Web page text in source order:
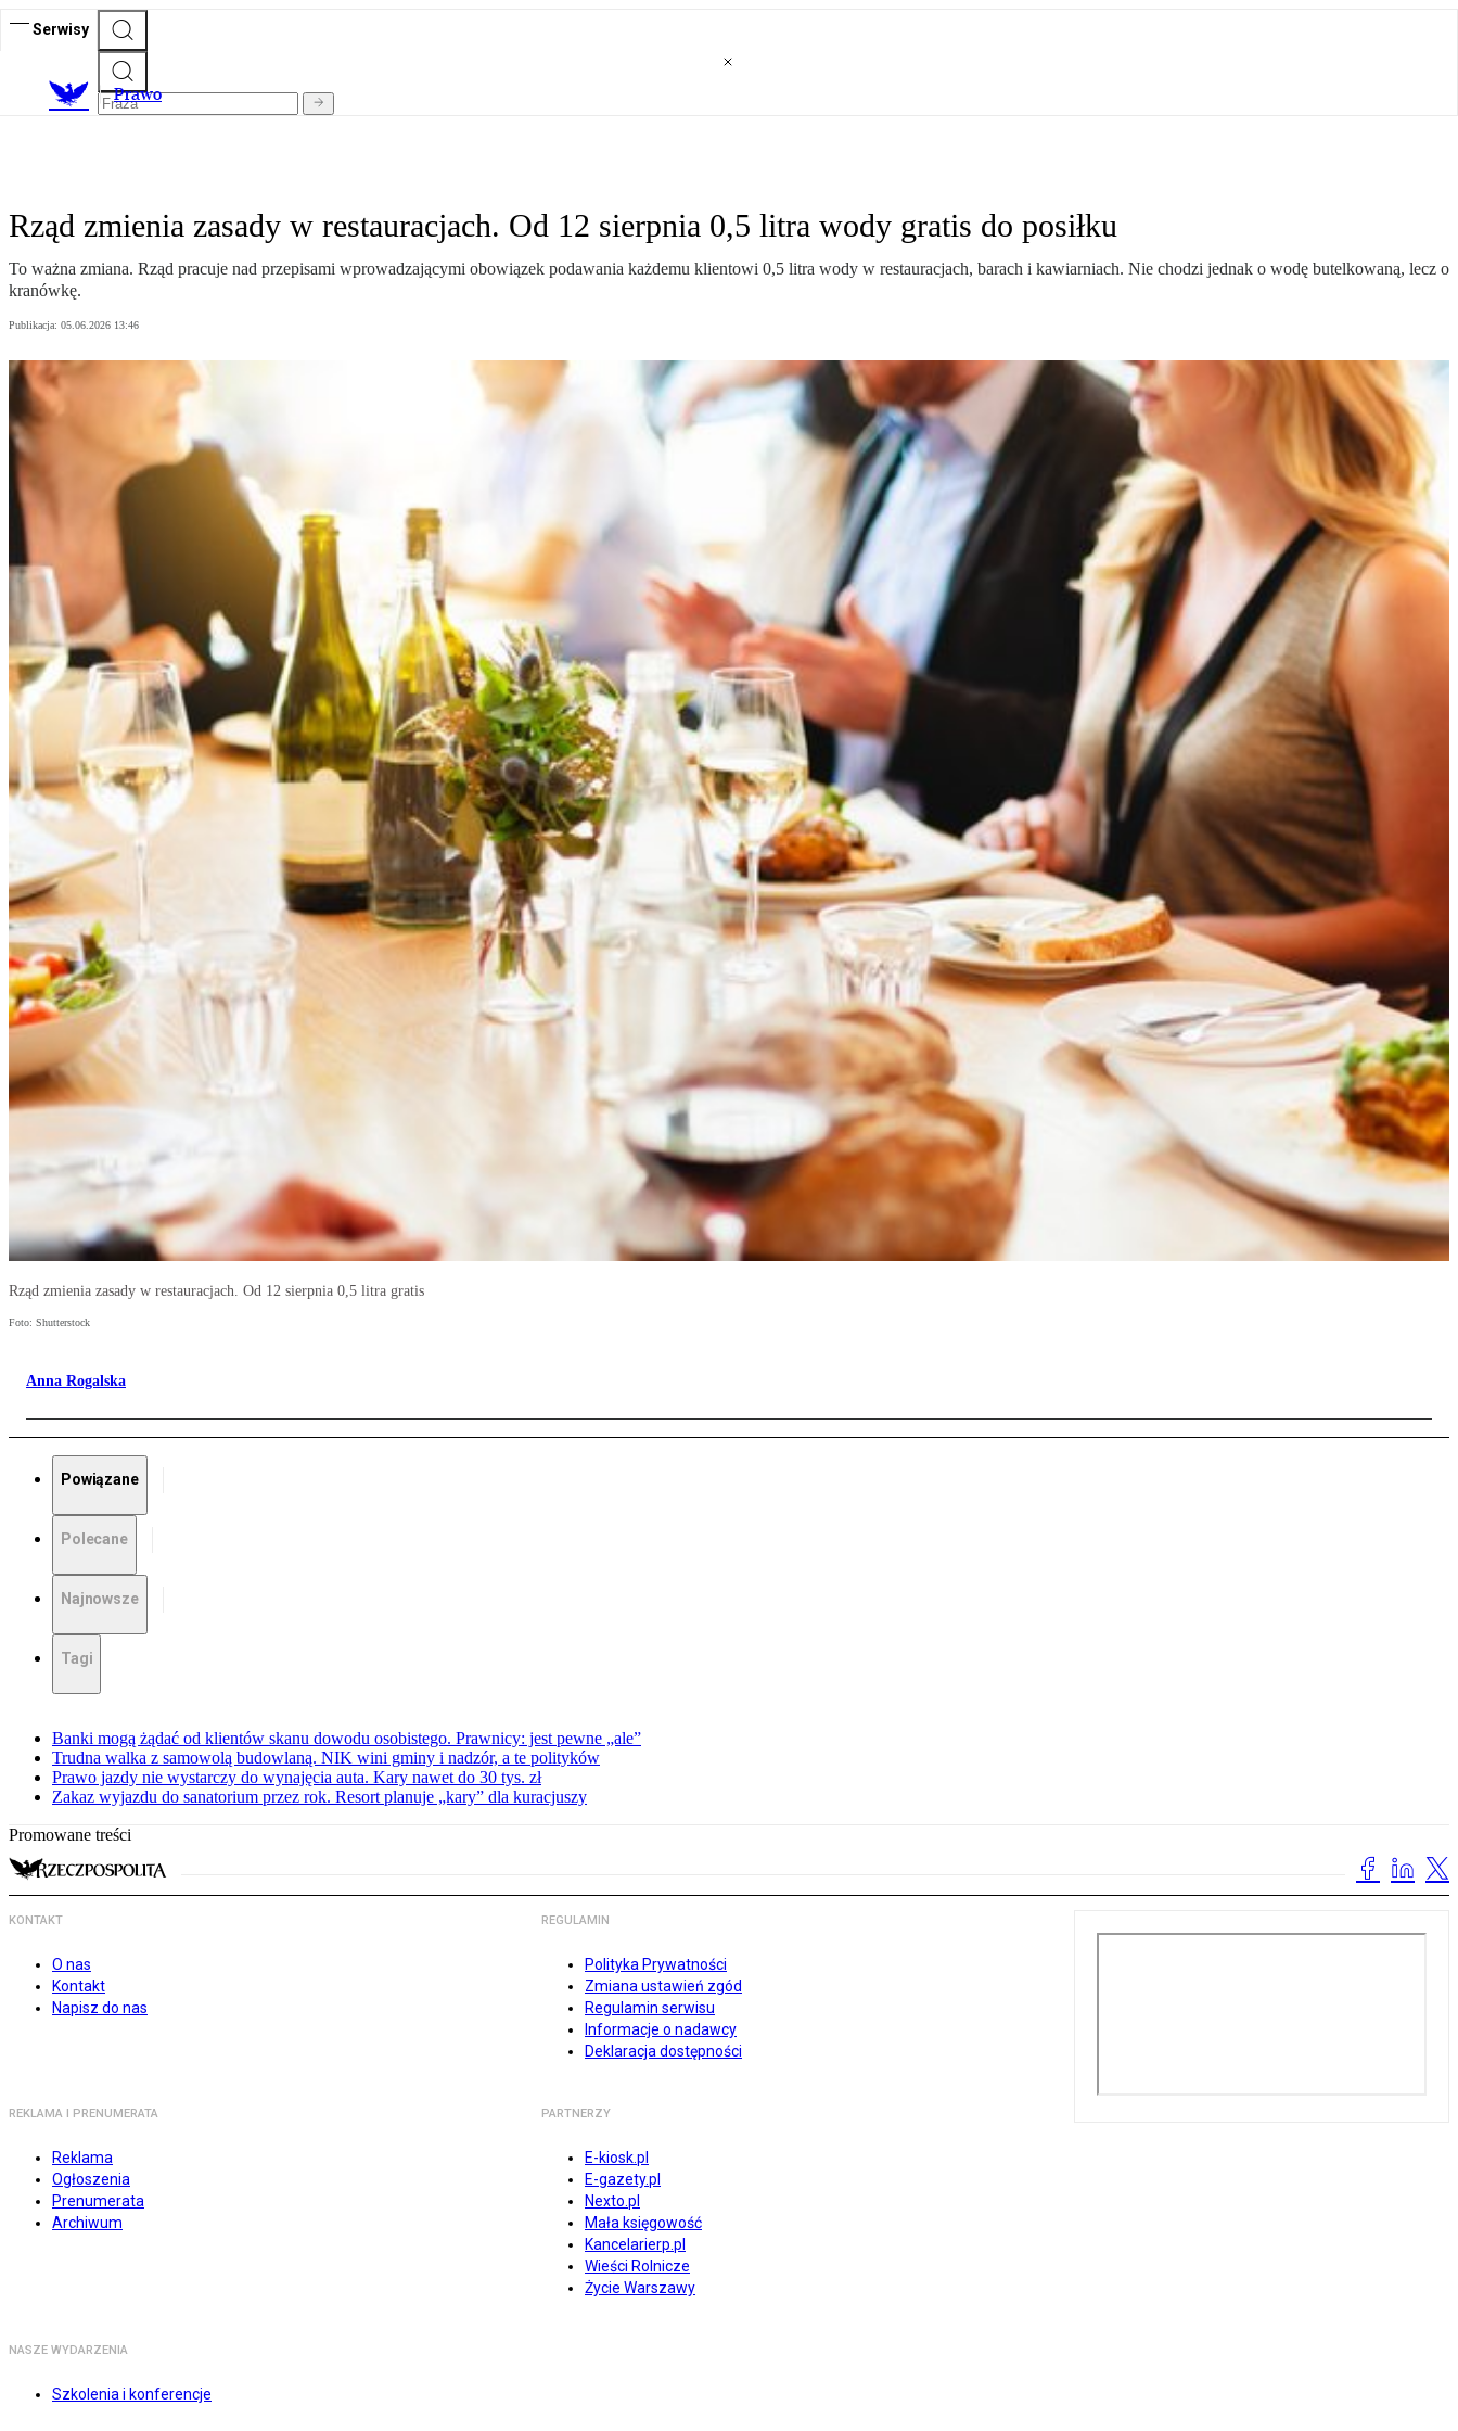
Serwisy
Prawo
Rząd zmienia zasady w restauracjach. Od 12 sierpnia 0,5 litra wody gratis do posiłku
To ważna zmiana. Rząd pracuje nad przepisami wprowadzającymi obowiązek podawania każdemu klientowi 0,5 litra wody w restauracjach, barach i kawiarniach. Nie chodzi jednak o wodę butelkowaną, lecz o
kranówkę.
Publikacja: 05.06.2026 13:46
Rząd zmienia zasady w restauracjach. Od 12 sierpnia 0,5 litra gratis
Foto: Shutterstock
Anna Rogalska
Powiązane
Polecane
Najnowsze
Tagi
Banki mogą żądać od klientów skanu dowodu osobistego. Prawnicy: jest pewne „ale”
Trudna walka z samowolą budowlaną. NIK wini gminy i nadzór, a te polityków
Prawo jazdy nie wystarczy do wynajęcia auta. Kary nawet do 30 tys. zł
Zakaz wyjazdu do sanatorium przez rok. Resort planuje „kary” dla kuracjuszy
Promowane treści
KONTAKT
O nas
Kontakt
Napisz do nas
REGULAMIN
Polityka Prywatności
Zmiana ustawień zgód
Regulamin serwisu
Informacje o nadawcy
Deklaracja dostępności
REKLAMA I PRENUMERATA
Reklama
Ogłoszenia
Prenumerata
Archiwum
PARTNERZY
E-kiosk.pl
E-gazety.pl
Nexto.pl
Mała księgowość
Kancelarierp.pl
Wieści Rolnicze
Życie Warszawy
NASZE WYDARZENIA
Szkolenia i konferencje